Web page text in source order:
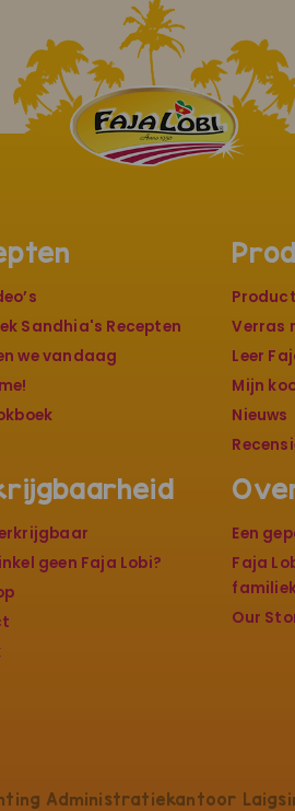
Sandhia's Recepten
we vandaag
Verras
Leer
Mijn
Nieuws
geen Faja Lobi?
Een
Faja
Our
Administratiekantoor